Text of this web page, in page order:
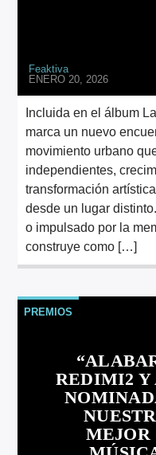
Feaktiva
ENERO 20, 2026
Incluida en el álbum
marca un nuevo
movimiento urbano
independientes,
transformación
desde un lugar
o impulsado por la
construye como […]
PREMIOS
REDIMI2 Y
MEJOR